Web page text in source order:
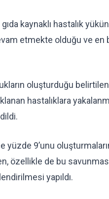
kaynaklı hastalık
etmekte olduğu ve en
oluşturduğu belirtilen
hastalıklara
9’unu
özellikle de bu
yapıldı.